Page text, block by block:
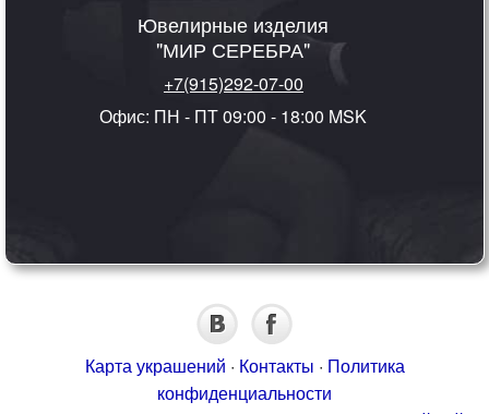
Ювелирные изделия
"МИР СЕРЕБРА"
+7(915)292-07-00
Офис: ПН - ПТ 09:00 - 18:00 MSK
Карта украшений · Контакты · Политика
конфиденциальности